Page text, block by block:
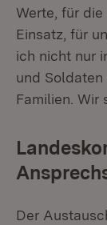
Werte, für
Einsatz, für
ich nicht nur
und Soldaten
Familien. Wir
Der